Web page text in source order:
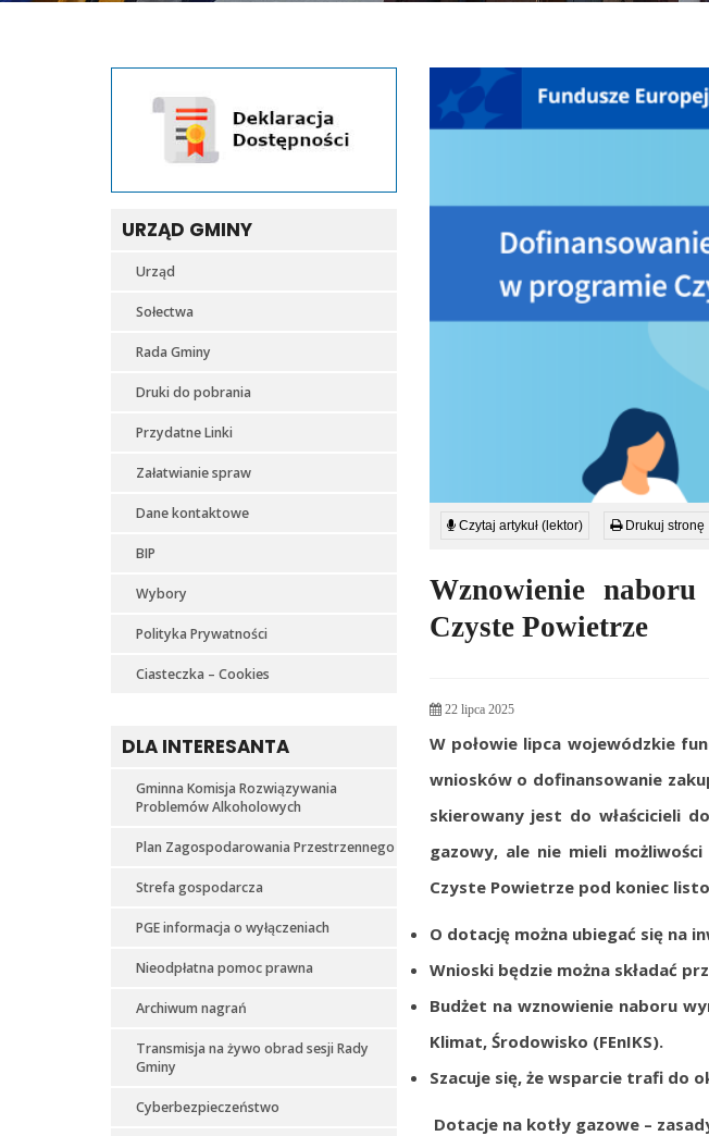
URZĄD GMINY
Urząd
Sołectwa
Rada Gminy
Druki do pobrania
Przydatne Linki
Załatwianie spraw
Dane kontaktowe
BIP
Wybory
Polityka Prywatności
Ciasteczka – Cookies
DLA INTERESANTA
Gminna Komisja Rozwiązywania
Problemów Alkoholowych
Plan Zagospodarowania Przestrzennego
Strefa gospodarcza
PGE informacja o wyłączeniach
Nieodpłatna pomoc prawna
Archiwum nagrań
Transmisja na żywo obrad sesji Rady
Gminy
Cyberbezpieczeństwo
Czytaj artykuł (lektor) Drukuj stronę
Wznowienie
Czyste Powietrze
22 lipca 2025
W połowie lipca wojewódzkie
wniosków o dofinansowanie
skierowany jest do właścicieli
gazowy, ale nie mieli możliwości
Czyste Powietrze pod koniec
O dotacjęmożna ubiegać się na
Wnioski będzie można składać
Budżet na wznowienie naboru
Klimat, Środowisko (FEnIKS).
Szacuje się, że wsparcie trafi do
Dotacje na kotły gazowe –